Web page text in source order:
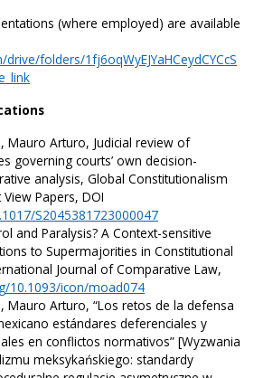
(where employed) are available
folders/1fj6oqWyEJYaHCeydCYCcS
Mauro Arturo, Judicial review of
governing courts’ own decision-
analysis, Global Constitutionalism
Papers, DOI
S2045381723000047
and Paralysis? A Context-sensitive
to Supermajorities in Constitutional
Journal of Comparative Law,
10.1093/icon/moad074
Mauro Arturo, “Los retos de la defensa
estándares deferenciales y
en conflictos normativos” [Wyzwania
meksykańskiego: standardy